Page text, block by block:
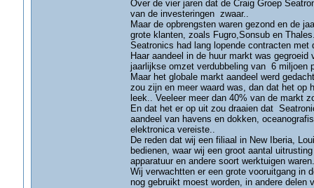
Over de vier jaren dat de Craig Groep
van de investeringen zwaar..
Maar de opbrengsten waren gezond en de
grote klanten, zoals Fugro,Sonsub en
Seatronics had lang lopende contracten
Haar aandeel in de huur markt was
jaarlijkse omzet verdubbeling van 6 miljoen
Maar het globale markt aandeel werd
zou zijn en meer waard was, dan dat het op
leek.. Veeleer meer dan 40% van de markt
En dat het er op uit zou draaien dat
aandeel van havens en dokken,
elektronica vereiste..
De reden dat wij een filiaal in New Iberia,
bedienen, waar wij een groot aantal
apparatuur en andere soort werktuigen waren.
Wij verwachtten er een grote vooruitgang in
nog gebruikt moest worden, in andere delen